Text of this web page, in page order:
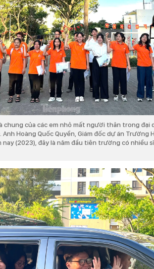
chung của các em nhỏ mất người thân trong đại
Hoàng Quốc Quyền, Giám đốc dự án Trường
nay (2023), đây là năm đầu tiên trường có nhiều